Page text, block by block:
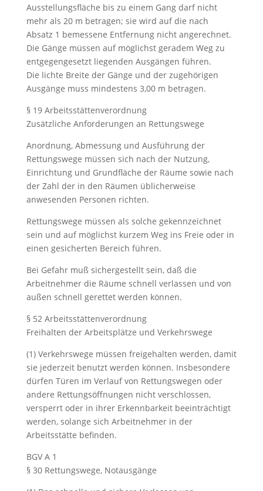
Ausstellungsfläche bis zu einem Gang darf nicht
mehr als 20 m betragen; sie wird auf die nach
Absatz 1 bemessene Entfernung nicht angerechnet.
Die Gänge müssen auf möglichst geradem Weg zu
entgegengesetzt liegenden Ausgängen führen.
Die lichte Breite der Gänge und der zugehörigen
Ausgänge muss mindestens 3,00 m betragen.
§ 19 Arbeitsstättenverordnung
Zusätzliche Anforderungen an Rettungswege
Anordnung, Abmessung und Ausführung der
Rettungswege müssen sich nach der Nutzung,
Einrichtung und Grundfläche der Räume sowie nach
der Zahl der in den Räumen üblicherweise
anwesenden Personen richten.
Rettungswege müssen als solche gekennzeichnet
sein und auf möglichst kurzem Weg ins Freie oder in
einen gesicherten Bereich führen.
Bei Gefahr muß sichergestellt sein, daß die
Arbeitnehmer die Räume schnell verlassen und von
außen schnell gerettet werden können.
§ 52 Arbeitsstättenverordnung
Freihalten der Arbeitsplätze und Verkehrswege
(1) Verkehrswege müssen freigehalten werden, damit
sie jederzeit benutzt werden können. Insbesondere
dürfen Türen im Verlauf von Rettungswegen oder
andere Rettungsöffnungen nicht verschlossen,
versperrt oder in ihrer Erkennbarkeit beeinträchtigt
werden, solange sich Arbeitnehmer in der
Arbeitsstätte befinden.
BGV A 1
§ 30 Rettungswege, Notausgänge